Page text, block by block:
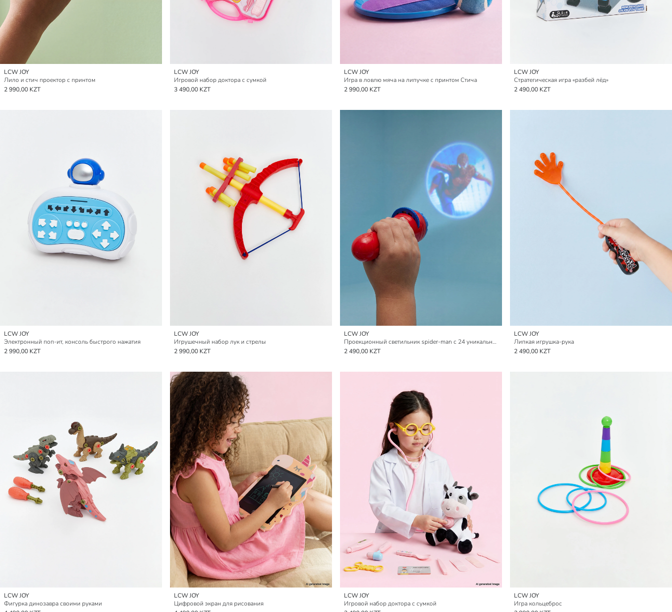
LCW JOY
Лило и стич проектор с принтом
2 990,00 KZT
LCW JOY
Игровой набор доктора с сумкой
3 490,00 KZT
LCW JOY
Игра в ловлю мяча на липучке с принтом Стича
2 990,00 KZT
LCW JOY
Стратегическая игра «разбей лёд»
2 490,00 KZT
LCW JOY
Электронный поп-ит, консоль быстрого нажатия
2 990,00 KZT
LCW JOY
Игрушечный набор лук и стрелы
2 990,00 KZT
LCW JOY
Проекционный светильник spider-man с 24 уникальными дизайнами.
2 490,00 KZT
LCW JOY
Липкая игрушка-рука
2 490,00 KZT
LCW JOY
Фигурка динозавра своими руками
LCW JOY
Цифровой экран для рисования
LCW JOY
Игровой набор доктора с сумкой
LCW JOY
Игра кольцеброс